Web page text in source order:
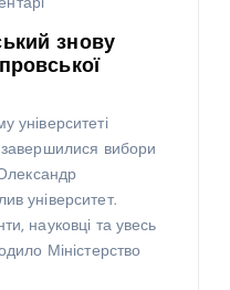
знову
університеті
завершилися вибори
університет.
науковці та увесь
Міністерство